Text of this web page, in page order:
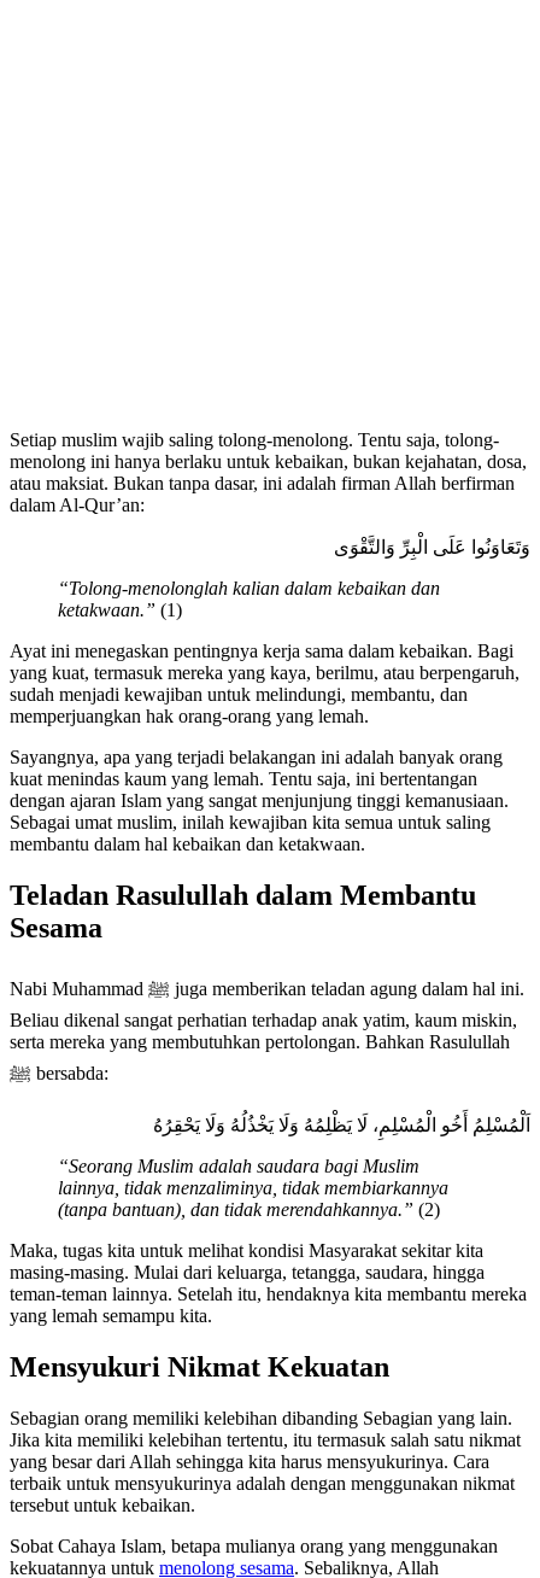
Setiap muslim wajib saling tolong-menolong. Tentu saja, tolong-
menolong ini hanya berlaku untuk kebaikan, bukan kejahatan, dosa,
atau maksiat. Bukan tanpa dasar, ini adalah firman Allah berfirman
dalam Al-Qur’an:
وَتَعَاوَنُوا عَلَى الْبِرِّ وَالتَّقْوَى
“Tolong-menolonglah kalian dalam kebaikan dan
ketakwaan.” (1)
Ayat ini menegaskan pentingnya kerja sama dalam kebaikan. Bagi
yang kuat, termasuk mereka yang kaya, berilmu, atau berpengaruh,
sudah menjadi kewajiban untuk melindungi, membantu, dan
memperjuangkan hak orang-orang yang lemah.
Sayangnya, apa yang terjadi belakangan ini adalah banyak orang
kuat menindas kaum yang lemah. Tentu saja, ini bertentangan
dengan ajaran Islam yang sangat menjunjung tinggi kemanusiaan.
Sebagai umat muslim, inilah kewajiban kita semua untuk saling
membantu dalam hal kebaikan dan ketakwaan.
Teladan Rasulullah dalam Membantu
Sesama
Nabi Muhammad ﷺ juga memberikan teladan agung dalam hal ini.
Beliau dikenal sangat perhatian terhadap anak yatim, kaum miskin,
serta mereka yang membutuhkan pertolongan. Bahkan Rasulullah
ﷺ bersabda:
اَلْمُسْلِمُ أَخُو الْمُسْلِمِ، لَا يَظْلِمُهُ وَلَا يَخْذُلُهُ وَلَا يَحْقِرُهُ
“Seorang Muslim adalah saudara bagi Muslim
lainnya, tidak menzaliminya, tidak membiarkannya
(tanpa bantuan), dan tidak merendahkannya.” (2)
Maka, tugas kita untuk melihat kondisi Masyarakat sekitar kita
masing-masing. Mulai dari keluarga, tetangga, saudara, hingga
teman-teman lainnya. Setelah itu, hendaknya kita membantu mereka
yang lemah semampu kita.
Mensyukuri Nikmat Kekuatan
Sebagian orang memiliki kelebihan dibanding Sebagian yang lain.
Jika kita memiliki kelebihan tertentu, itu termasuk salah satu nikmat
yang besar dari Allah sehingga kita harus mensyukurinya. Cara
terbaik untuk mensyukurinya adalah dengan menggunakan nikmat
tersebut untuk kebaikan.
Sobat Cahaya Islam, betapa mulianya orang yang menggunakan
kekuatannya untuk menolong sesama. Sebaliknya, Allah